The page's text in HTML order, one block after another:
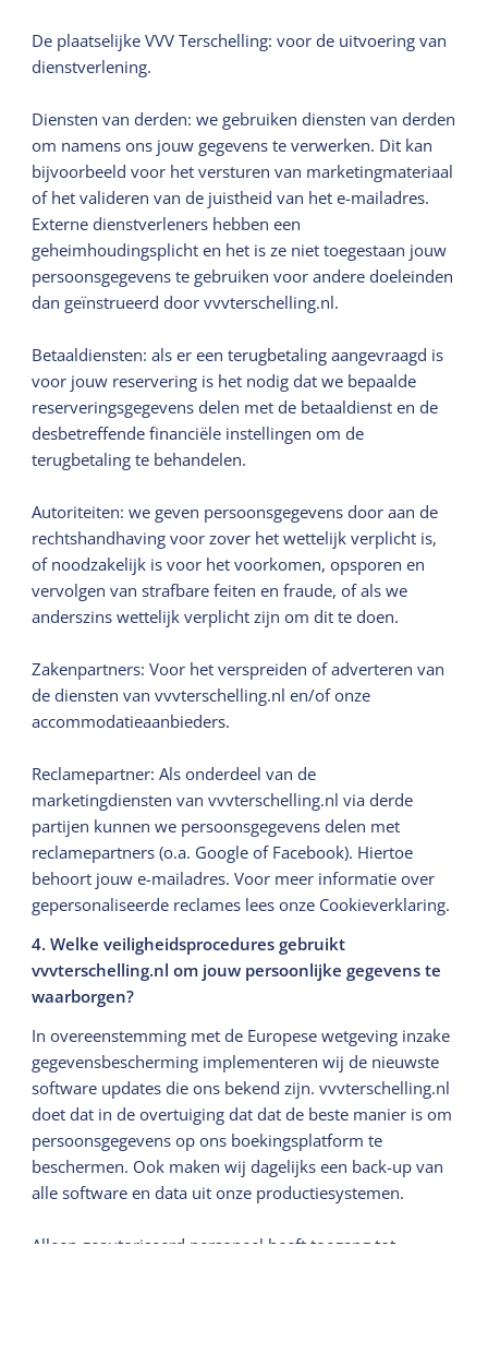
De plaatselijke VVV Terschelling: voor de uitvoering van
dienstverlening.
Diensten van derden: we gebruiken diensten van derden
om namens ons jouw gegevens te verwerken. Dit kan
bijvoorbeeld voor het versturen van marketingmateriaal
of het valideren van de juistheid van het e-mailadres.
Externe dienstverleners hebben een
geheimhoudingsplicht en het is ze niet toegestaan jouw
persoonsgegevens te gebruiken voor andere doeleinden
dan geïnstrueerd door vvvterschelling.nl.
Betaaldiensten: als er een terugbetaling aangevraagd is
voor jouw reservering is het nodig dat we bepaalde
reserveringsgegevens delen met de betaaldienst en de
desbetreffende financiële instellingen om de
terugbetaling te behandelen.
Autoriteiten: we geven persoonsgegevens door aan de
rechtshandhaving voor zover het wettelijk verplicht is,
of noodzakelijk is voor het voorkomen, opsporen en
vervolgen van strafbare feiten en fraude, of als we
anderszins wettelijk verplicht zijn om dit te doen.
Zakenpartners: Voor het verspreiden of adverteren van
de diensten van vvvterschelling.nl en/of onze
accommodatieaanbieders.
Reclamepartner: Als onderdeel van de
marketingdiensten van vvvterschelling.nl via derde
partijen kunnen we persoonsgegevens delen met
reclamepartners (o.a. Google of Facebook). Hiertoe
behoort jouw e-mailadres. Voor meer informatie over
gepersonaliseerde reclames lees onze Cookieverklaring.
4. Welke veiligheidsprocedures gebruikt
vvvterschelling.nl om jouw persoonlijke gegevens te
waarborgen?
In overeenstemming met de Europese wetgeving inzake
gegevensbescherming implementeren wij de nieuwste
software updates die ons bekend zijn. vvvterschelling.nl
doet dat in de overtuiging dat dat de beste manier is om
persoonsgegevens op ons boekingsplatform te
beschermen. Ook maken wij dagelijks een back-up van
alle software en data uit onze productiesystemen.
Alleen geautoriseerd personeel heeft toegang tot